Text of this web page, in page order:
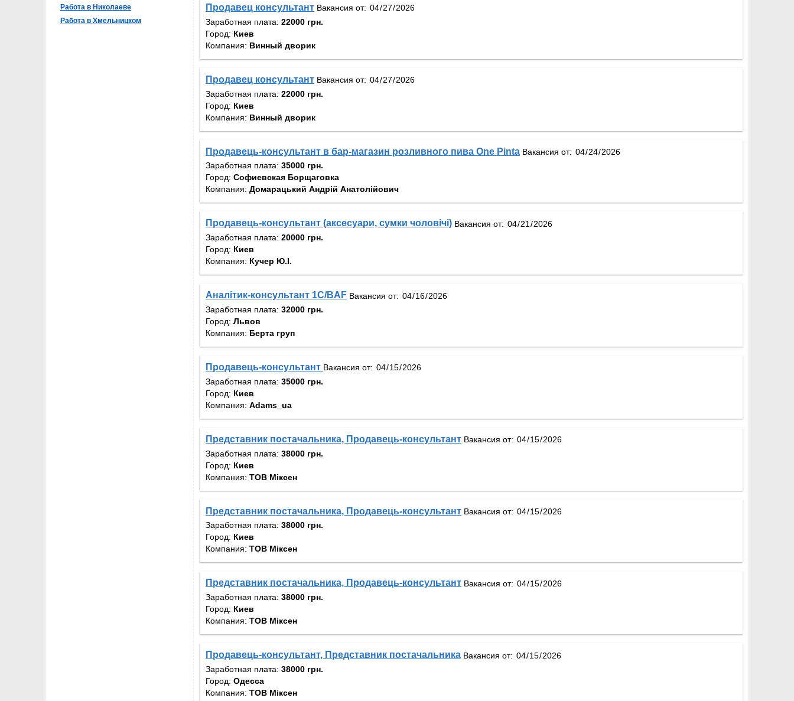
Работа в Николаеве
Работа в Хмельницком
Продавец консультант Вакансия от:
Заработная плата: 22000 грн.
Город: Киев
Компания: Винный дворик
Продавец консультант Вакансия от:
Заработная плата: 22000 грн.
Город: Киев
Компания: Винный дворик
Продавець-консультант в бар-магазин розливного пива One Pinta Вакансия от:
Заработная плата: 35000 грн.
Город: Софиевская Борщаговка
Компания: Домарацький Андрій Анатолійович
Продавець-консультант (аксесуари, сумки чоловічі) Вакансия от:
Заработная плата: 20000 грн.
Город: Киев
Компания: Кучер Ю.І.
Аналітик-консультант 1С/BAF Вакансия от:
Заработная плата: 32000 грн.
Город: Львов
Компания: Берта груп
Продавець-консультант Вакансия от:
Заработная плата: 35000 грн.
Город: Киев
Компания: Adams_ua
Представник постачальника, Продавець-консультант Вакансия от:
Заработная плата: 38000 грн.
Город: Киев
Компания: ТОВ Міксен
Представник постачальника, Продавець-консультант Вакансия от:
Заработная плата: 38000 грн.
Город: Киев
Компания: ТОВ Міксен
Представник постачальника, Продавець-консультант Вакансия от:
Заработная плата: 38000 грн.
Город: Киев
Компания: ТОВ Міксен
Продавець-консультант, Представник постачальника Вакансия от:
Заработная плата: 38000 грн.
Город: Одесса
Компания: ТОВ Міксен